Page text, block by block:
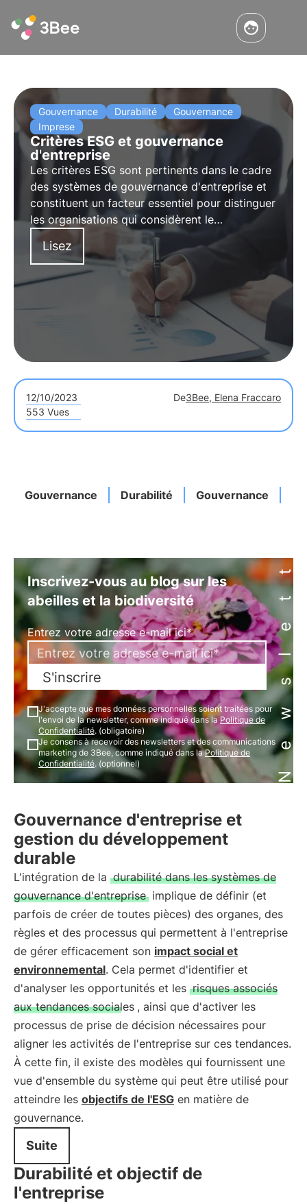
Gouvernance Durabilité
Gouvernance
Imprese
Critères ESG et gouvernance
d'entreprise
Les critères ESG sont pertinents dans le cadre
des systèmes de gouvernance d'entreprise et
constituent un facteur essentiel pour distinguer
les organisations qui considèrent le
développement durable au cœur de leur
modèle d'entreprise de celles qui l'abordent
pour des raisons de communication externe.
Lisez
12/10/2023 De3Bee, Elena Fraccaro
553 Vues
Gouvernance Durabilité Gouvernance Newsletter
Inscrivez-vous au blog sur les
abeilles et la biodiversité
Entrez votre adresse e-mail ici*
S'inscrire
J'accepte que mes données personnelles soient traitées pour
l'envoi de la newsletter, comme indiqué dans laPolitique de
Confidentialité. (obligatoire)
Je consens à recevoir des newsletters et des communications
marketing de 3Bee, comme indiqué dans laPolitique de
Confidentialité. (optionnel)
Gouvernance d'entreprise et
gestion du développement
durable
L'intégration de la durabilité dans les systèmes de
gouvernance d'entreprise implique de définir (et
parfois de créer de toutes pièces) des organes, des
règles et des processus qui permettent à l'entreprise
de gérer efficacement son impact social et
environnemental. Cela permet d'identifier et
d'analyser les opportunités et les risques associés
aux tendances sociales , ainsi que d'activer les
processus de prise de décision nécessaires pour
aligner les activités de l'entreprise sur ces tendances.
À cette fin, il existe des modèles qui fournissent une
vue d'ensemble du système qui peut être utilisé pour
atteindre les objectifs de l'ESG en matière de
gouvernance.
Suite
Durabilité et objectif de
l'entreprise